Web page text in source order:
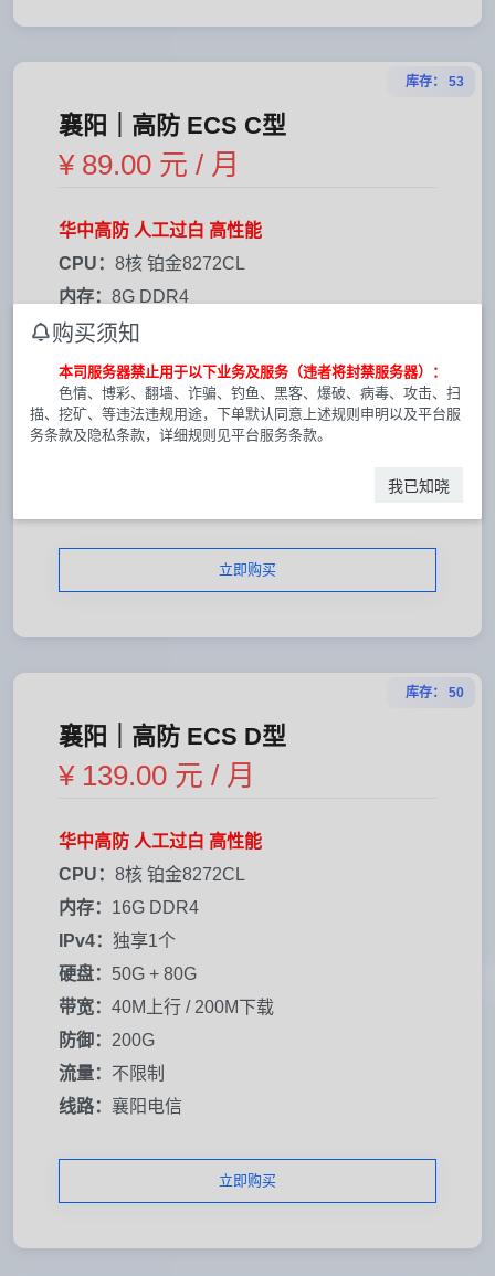
库存： 53
襄阳｜高防 ECS C型
¥ 89.00 元 / 月
华中高防 人工过白 高性能
CPU： 8核 铂金8272CL
内存： 8G DDR4
IPv4：独享1个
硬盘：50G + 70G
带宽：30M上行 / 200M下载
防御：200G
立即购买
库存： 50
襄阳｜高防 ECS D型
¥ 139.00 元 / 月
华中高防 人工过白 高性能
CPU： 8核 铂金8272CL
内存： 16G DDR4
IPv4： 独享1个
硬盘： 50G + 80G
带宽： 40M上行 / 200M下载
防御： 200G
流量： 不限制
线路： 襄阳电信
立即购买
购买须知
本司服务器禁止用于以下业务及服务（违者将封禁服务器）：
色情、博彩、翻墙、诈骗、钓鱼、黑客、爆破、病毒、攻击、扫
描、挖矿、等违法违规用途，下单默认同意上述规则申明以及平台服
务条款及隐私条款，详细规则见平台服务条款。
我已知晓